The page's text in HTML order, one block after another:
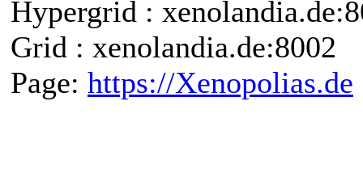
Hypergrid :
Grid : xenolandia.de:8002
Page: https://Xenopolias.de